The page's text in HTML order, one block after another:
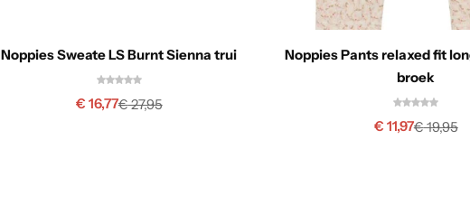
Noppies Sweate LS Burnt Sienna trui
€27,95
€ 16,77
Noppies Pants relaxed fit
broek
€19,95
€ 11,97